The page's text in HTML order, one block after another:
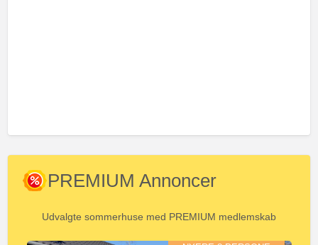
PREMIUM Annoncer
Udvalgte sommerhuse med PREMIUM medlemskab